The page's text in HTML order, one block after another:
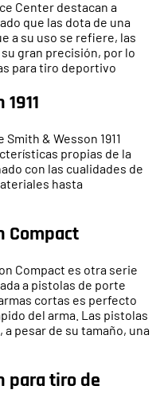
Center destacan a
que las dota de una
a su uso se refiere, las
gran precisión, por lo
para tiro deportivo
& Wesson 1911
propias de la
con las cualidades de
hasta
Compact
Compact es otra serie
a pistolas de porte
cortas es perfecto
del arma. Las pistolas
pesar de su tamaño, una
para tiro de